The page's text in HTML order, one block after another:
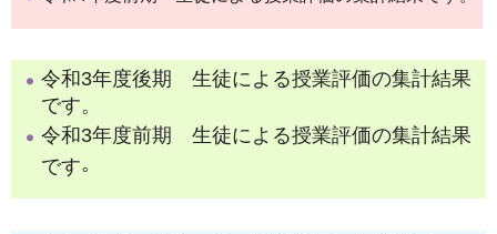
令和3年度後期 生徒による授業評価の集計結果
です。
令和3年度前期 生徒による授業評価の集計結果
です。